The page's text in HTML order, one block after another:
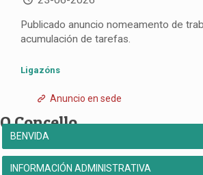
Publicado anuncio nomeamento de
acumulación de tarefas.
Ligazóns
Anuncio en sede
O Concello
BENVIDA
INFORMACIÓN ADMINISTRATIVA